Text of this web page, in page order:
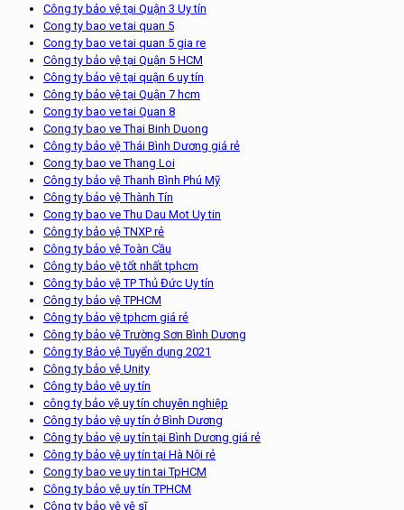
Công ty bảo vệ tại Quận 3 Uy tín
Cong ty bao ve tai quan 5
Cong ty bao ve tai quan 5 gia re
Công ty bảo vệ tại Quận 5 HCM
Công ty bảo vệ tại quận 6 uy tín
Công ty bảo vệ tại Quận 7 hcm
Cong ty bao ve tai Quan 8
Cong ty bao ve Thai Binh Duong
Công ty bảo vệ Thái Bình Dương giá rẻ
Cong ty bao ve Thang Loi
Công ty bảo vệ Thanh Bình Phú Mỹ
Công ty bảo vệ Thành Tín
Cong ty bao ve Thu Dau Mot Uy tin
Công ty bảo vệ TNXP rẻ
Công ty bảo vệ Toàn Cầu
Công ty bảo vệ tốt nhất tphcm
Công ty bảo vệ TP Thủ Đức Uy tín
Công ty bảo vệ TPHCM
Công ty bảo vệ tphcm giá rẻ
Công ty bảo vệ Trường Sơn Bình Dương
Công ty Bảo vệ Tuyển dụng 2021
Công ty bảo vệ Unity
Công ty bảo vệ uy tín
công ty bảo vệ uy tín chuyên nghiệp
Công ty bảo vệ uy tín ở Bình Dương
Công ty bảo vệ uy tín tại Bình Dương giá rẻ
Công ty bảo vệ uy tín tại Hà Nội rẻ
Cong ty bao ve uy tin tai TpHCM
Công ty bảo vệ uy tín TPHCM
Công ty bảo vệ vệ sĩ